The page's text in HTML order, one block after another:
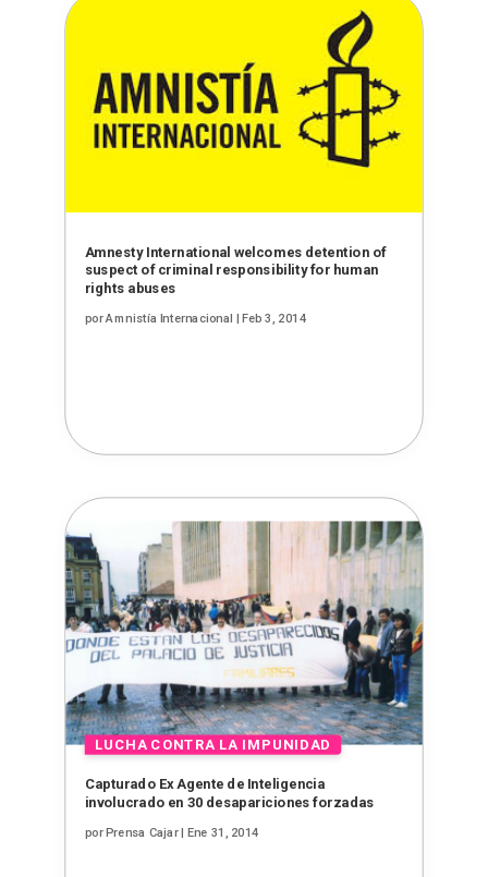
Amnesty International welcomes detention of
suspect of criminal responsibility for human
rights abuses
porAmnistía Internacional Feb 3, 2014
Capturado Ex Agente de Inteligencia
involucrado en 30 desapariciones forzadas
porPrensa Cajar| Ene 31, 2014